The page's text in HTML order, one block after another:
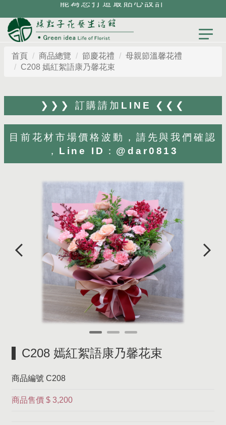
首頁 商品總覽 節慶花禮
母親節溫馨花禮
C208 嫣紅絮語康乃馨花束
❯❯❯ 訂購請加LINE ❮❮❮
目前花材市場價格波動，請先與我們確認
，Line ID：@dar0813
C208 嫣紅絮語康乃馨花束
商品編號 C208
商品售價 $ 3,200